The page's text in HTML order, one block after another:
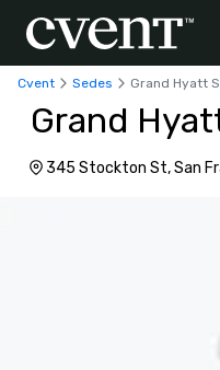
Cvent Sedes Grand Hyatt
Grand
345 Stockton St, San